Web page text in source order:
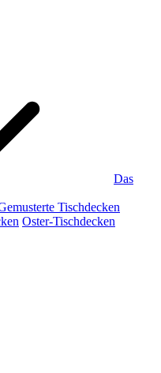
Das
Tischdecken
Oster-Tischdecken